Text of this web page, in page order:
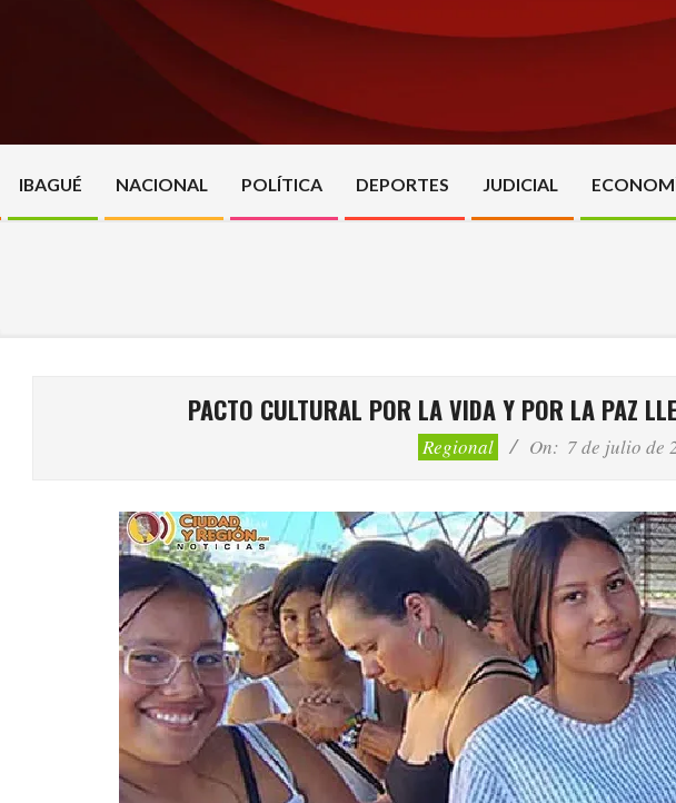
IBAGUÉ NACIONAL POLÍTICA DEPORTES JUDICIAL
PACTO CULTURAL POR LA VIDA Y POR LA PAZ
Regional On: 7 de julio de